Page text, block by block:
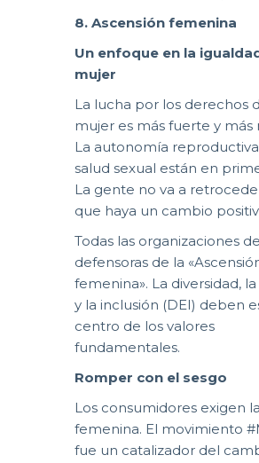
8. Ascensión femenina
Un enfoque en la
mujer
La lucha por los derechos
mujer es más fuerte y más
La autonomía
salud sexual están en
La gente no va a
que haya un cambio
Todas las organizaciones
defensoras de la
femenina». La diversidad,
y la inclusión (DEI) deben
centro de los valores
fundamentales.
Romper con el sesgo
Los consumidores exigen
femenina. El movimiento
fue un catalizador del